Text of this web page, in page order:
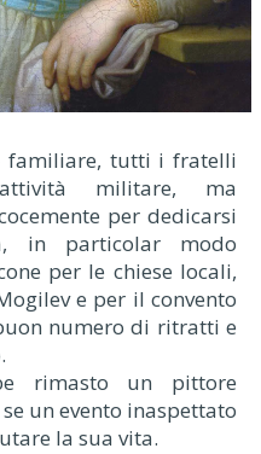
familiare, tutti i fratelli
militare, ma
per dedicarsi
in particolar modo
per le chiese locali,
e per il convento
numero di ritratti e
rimasto un pittore
un evento inaspettato
la sua vita.